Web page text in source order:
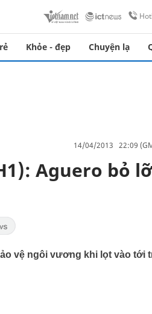
Khỏe - đẹp Chuyện lạ
14/04/2013 22:09
Aguero bỏ
vệ ngôi vương khi lọt vào tới